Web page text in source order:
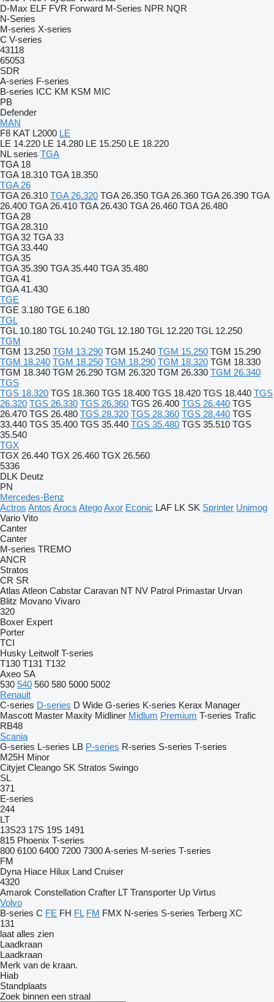
D-Max ELF FVR Forward M-Series NPR NQR
N-Series
M-series X-series
C V-series
43118
65053
SDR
A-series F-series
B-series ICC KM KSM MIC
PB
Defender
MAN
F8 KAT L2000 LE
LE 14.220 LE 14.280 LE 15.250 LE 18.220
NL series TGA
TGA 18
TGA 18.310 TGA 18.350
TGA 26
TGA 26.310 TGA 26.320 TGA 26.350 TGA 26.360 TGA 26.390 TGA
26.400 TGA 26.410 TGA 26.430 TGA 26.460 TGA 26.480
TGA 28
TGA 28.310
TGA 32 TGA 33
TGA 33.440
TGA 35
TGA 35.390 TGA 35.440 TGA 35.480
TGA 41
TGA 41.430
TGE
TGE 3.180 TGE 6.180
TGL
TGL 10.180 TGL 10.240 TGL 12.180 TGL 12.220 TGL 12.250
TGM
TGM 13.250 TGM 13.290 TGM 15.240 TGM 15.250 TGM 15.290
TGM 18.240 TGM 18.250 TGM 18.290 TGM 18.320 TGM 18.330
TGM 18.340 TGM 26.290 TGM 26.320 TGM 26.330 TGM 26.340
TGS
TGS 18.320 TGS 18.360 TGS 18.400 TGS 18.420 TGS 18.440 TGS
26.320 TGS 26.330 TGS 26.360 TGS 26.400 TGS 26.440 TGS
26.470 TGS 26.480 TGS 28.320 TGS 28.360 TGS 28.440 TGS
33.440 TGS 35.400 TGS 35.440 TGS 35.480 TGS 35.510 TGS
35.540
TGX
TGX 26.440 TGX 26.460 TGX 26.560
5336
DLK Deutz
PN
Mercedes-Benz
Actros Antos Arocs AtegoAxor Econic LAF LK SK Sprinter Unimog
Vario Vito
Canter
Canter
M-series TREMO
ANCR
Stratos
CR SR
Atlas Atleon Cabstar Caravan NT NV Patrol Primastar Urvan
Blitz Movano Vivaro
320
Boxer Expert
Porter
TCI
Husky Leitwolf T-series
T130 T131 T132
Axeo SA
530 540 560 580 5000 5002
Renault
C-series D-series D Wide G-series K-series Kerax Manager
Mascott Master Maxity Midliner Midlum Premium T-series Trafic
RB48
Scania
G-series L-series LB P-series R-series S-series T-series
M25H Minor
Cityjet Cleango SK Stratos Swingo
SL
371
E-series
244
LT
13S23 17S 19S 1491
815 Phoenix T-series
800 6100 6400 7200 7300A-series M-series T-series
FM
Dyna Hiace Hilux Land Cruiser
4320
Amarok Constellation Crafter LT Transporter Up Virtus
Volvo
B-series C FE FH FL FM FMX N-series S-series Terberg XC
131
laat alles zien
Laadkraan
Laadkraan
Merk van de kraan.
Hiab
Standplaats
Zoek binnen een straal